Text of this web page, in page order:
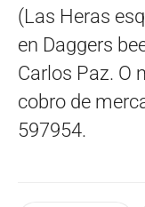
(Las Heras
en Daggers
Carlos Paz. O
cobro de
597954.